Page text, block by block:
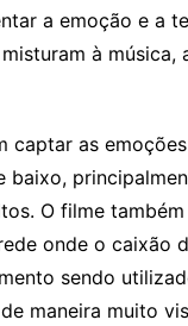
a emoção e a
à
captar as
O filme
onde o caixão
sendo
maneira muito